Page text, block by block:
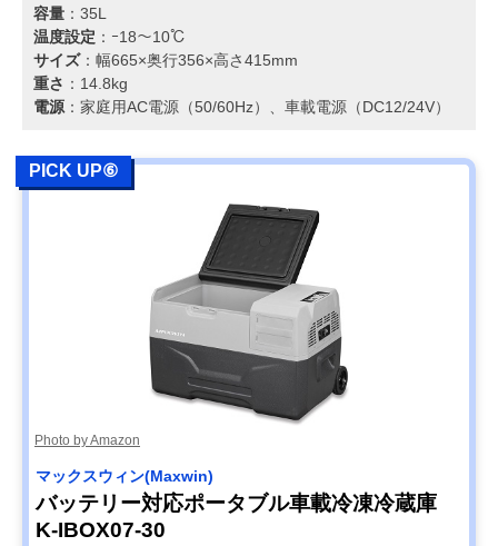
容量 ：35L
温度設定 ：ｰ18～10℃
サイズ：幅665×奥行356×高さ415mm
重さ ：14.8kg
電源：家庭用AC電源（50/60Hz）、車載電源（DC12/24V）
PICK UP⑥
Photo by Amazon
マックスウィン(Maxwin)
バッテリー対応ポータブル車載冷凍冷蔵庫
K-IBOX07-30